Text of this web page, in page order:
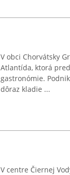
V obci Chorvátsky
Atlantída, ktorá
gastronómie.
dôraz kladie ...
V centre Čiernej